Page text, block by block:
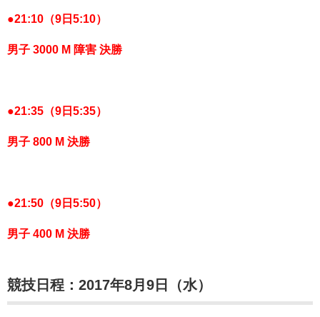
●21:10（9日5:10）
男子 3000 M 障害 決勝
●21:35（9日5:35）
男子 800 M 決勝
●21:50（9日5:50）
男子 400 M 決勝
競技日程：2017年8月9日（水）